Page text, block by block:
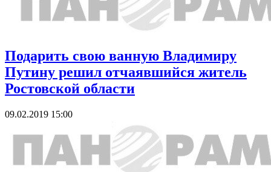
Подарить свою ванную Владимиру
Путину решил отчаявшийся житель
Ростовской области
09.02.2019 15:00